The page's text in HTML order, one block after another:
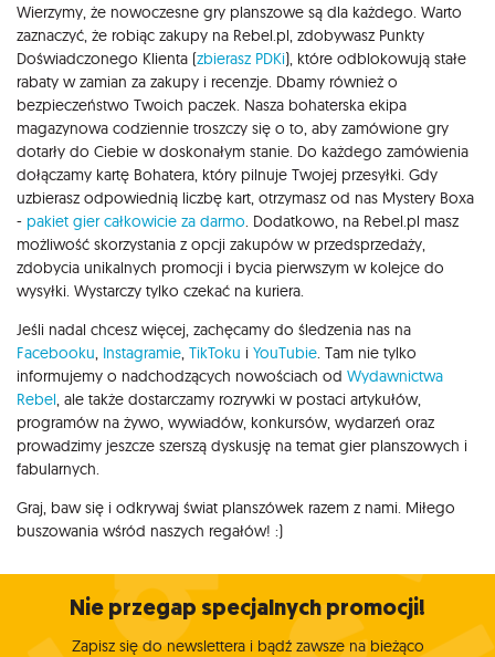
Wierzymy, że nowoczesne gry planszowe są dla każdego. Warto
zaznaczyć, że robiąc zakupy na Rebel.pl, zdobywasz Punkty
Doświadczonego Klienta (zbierasz PDKi), które odblokowują stałe
rabaty w zamian za zakupy i recenzje. Dbamy również o
bezpieczeństwo Twoich paczek. Nasza bohaterska ekipa
magazynowa codziennie troszczy się o to, aby zamówione gry
dotarły do Ciebie w doskonałym stanie. Do każdego zamówienia
dołączamy kartę Bohatera, który pilnuje Twojej przesyłki. Gdy
uzbierasz odpowiednią liczbę kart, otrzymasz od nas Mystery Boxa
- pakiet gier całkowicie za darmo . Dodatkowo, na Rebel.pl masz
możliwość skorzystania z opcji zakupów w przedsprzedaży,
zdobycia unikalnych promocji i bycia pierwszym w kolejce do
wysyłki. Wystarczy tylko czekać na kuriera.
Jeśli nadal chcesz więcej, zachęcamy do śledzenia nas na
Facebooku Instagramie TikToku i YouTubie . Tam nie tylko
informujemy o nadchodzących nowościach od Wydawnictwa
Rebel , ale także dostarczamy rozrywki w postaci artykułów,
programów na żywo, wywiadów, konkursów, wydarzeń oraz
prowadzimy jeszcze szerszą dyskusję na temat gier planszowych i
fabularnych.
Graj, baw się i odkrywaj świat planszówek razem z nami. Miłego
buszowania wśród naszych regałów! :)
Nie przegap specjalnych promocji!
Zapisz się do newslettera i bądź zawsze na bieżąco